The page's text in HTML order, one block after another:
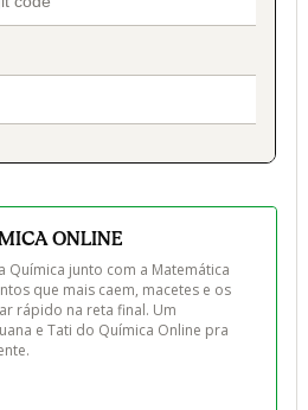
ONLINE
Química junto com a Matemática
que mais caem, macetes e os
rápido na reta final. Um
e Tati do Química Online pra